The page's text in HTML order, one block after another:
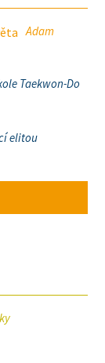
Adam
Taekwon-Do
elitou